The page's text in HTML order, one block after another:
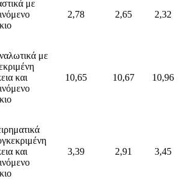
με
2,78 2,65 2,32
με
και
10,65 10,67 10,96
και
3,39 2,91 3,45